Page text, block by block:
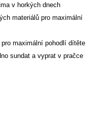
v horkých dnech
materiálů pro maximální
maximální pohodlí dítěte
sundat a vyprat v pračce